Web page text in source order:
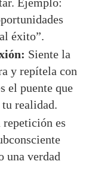
éxito”.
Siente la
y repítela con
el puente que
realidad.
repetición es
una verdad